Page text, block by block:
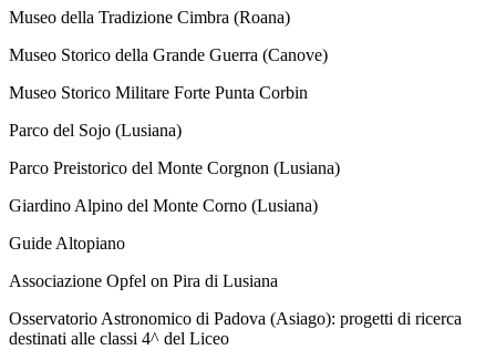
Museo della Tradizione Cimbra (Roana)
Museo Storico della Grande Guerra (Canove)
Museo Storico Militare Forte Punta Corbin
Parco del Sojo (Lusiana)
Parco Preistorico del Monte Corgnon (Lusiana)
Giardino Alpino del Monte Corno (Lusiana)
Guide Altopiano
Associazione Opfel on Pira di Lusiana
Osservatorio Astronomico di Padova (Asiago): progetti di ricerca
destinati alle classi 4^ del Liceo